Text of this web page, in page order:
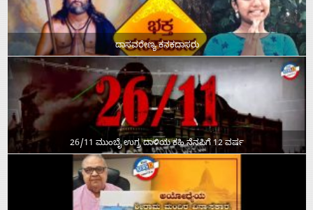
ದಾಸವರೇಣ್ಯ ಕನಕದಾಸರು
26/11 ಮುಂಬೈ ಉಗ್ರ ದಾಳಿಯ ಕಹಿ ನೆನಪಿಗೆ 12 ವರ್ಷ